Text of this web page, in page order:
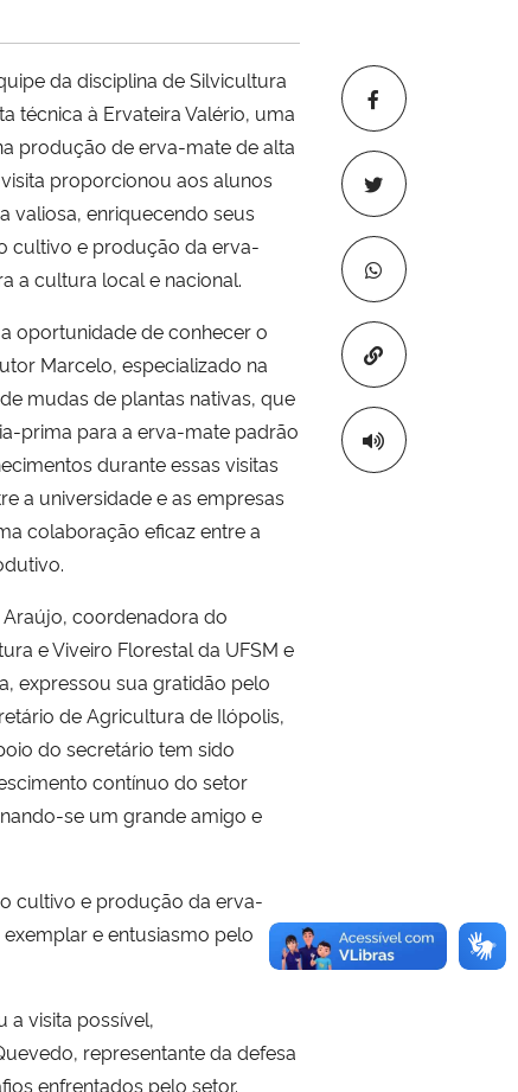
Copiar para
da disciplina de Silvicultura
técnica à Ervateira Valério, uma
produção de erva-mate de alta
proporcionou aos alunos
valiosa, enriquecendo seus
cultivo e produção da erva-
a cultura local e nacional.
oportunidade de conhecer o
Marcelo, especializado na
mudas de plantas nativas, que
prima para a erva-mate padrão
durante essas visitas
a universidade e as empresas
colaboração eficaz entre a
coordenadora do
e Viveiro Florestal da UFSM e
expressou sua gratidão pelo
de Agricultura de Ilópolis,
do secretário tem sido
contínuo do setor
se um grande amigo e
cultivo e produção da erva-
e entusiasmo pelo
a visita possível,
representante da defesa
enfrentados pelo setor.